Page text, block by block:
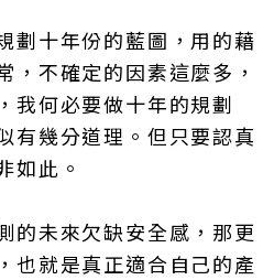
劃十年份的藍圖，用的藉
，不確定的因素這麼多，
我何必要做十年的規劃
有幾分道理。但只要認真
如此。
的未來欠缺安全感，那更
也就是真正適合自己的產